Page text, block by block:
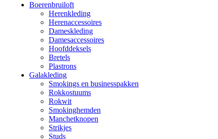
Boerenbruiloft
Herenkleding
Herenaccessoires
Dameskleding
Damesaccessoires
Hoofddeksels
Bretels
Plastrons
Galakleding
Smokings en businesspakken
Rokkostuums
Rokwit
Smokinghemden
Manchetknopen
Strikjes
Studs